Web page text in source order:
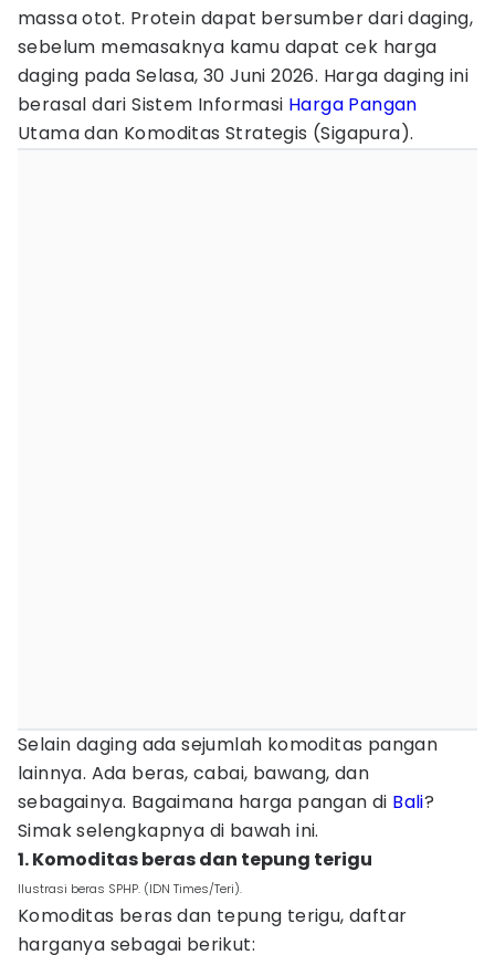
massa otot. Protein dapat bersumber dari daging,
sebelum memasaknya kamu dapat cek harga
daging pada Selasa, 30 Juni 2026. Harga daging ini
berasal dari Sistem Informasi Harga Pangan
Utama dan Komoditas Strategis (Sigapura).
Selain daging ada sejumlah komoditas pangan
lainnya. Ada beras, cabai, bawang, dan
sebagainya. Bagaimana harga pangan di Bali?
Simak selengkapnya di bawah ini.
1. Komoditas beras dan tepung terigu
Ilustrasi beras SPHP. (IDN Times/Teri).
Komoditas beras dan tepung terigu, daftar
harganya sebagai berikut: